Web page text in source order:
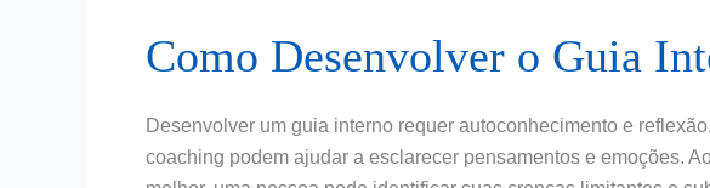
Como Desenvolver o Guia
Desenvolver um guia interno requer autoconhecimento e
coaching podem ajudar a esclarecer pensamentos e emoções.